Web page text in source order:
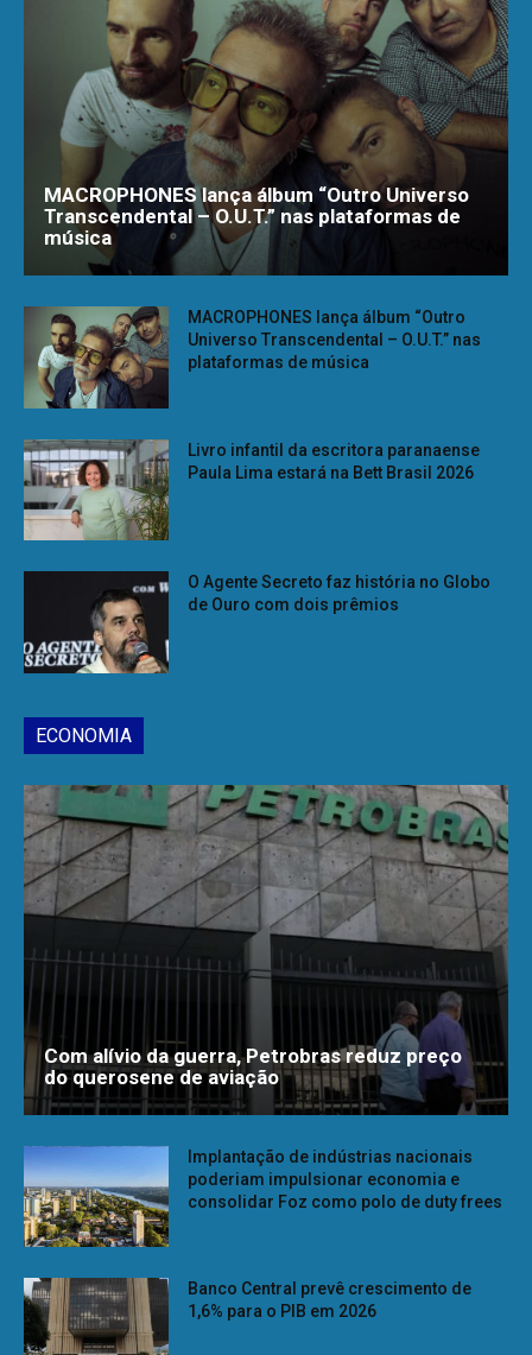
MACROPHONES lança álbum “Outro Universo
Transcendental – O.U.T.” nas plataformas de
música
MACROPHONES lança álbum “Outro
Universo Transcendental – O.U.T.” nas
plataformas de música
Livro infantil da escritora paranaense
Paula Lima estará na Bett Brasil 2026
O Agente Secreto faz história no Globo
de Ouro com dois prêmios
ECONOMIA
Com alívio da guerra, Petrobras reduz preço
do querosene de aviação
Implantação de indústrias nacionais
poderiam impulsionar economia e
consolidar Foz como polo de duty frees
Banco Central prevê crescimento de
1,6% para o PIB em 2026